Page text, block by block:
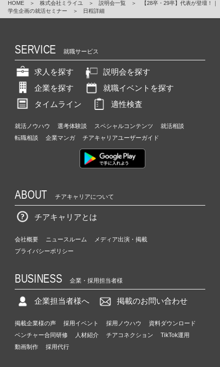
HOME ＞ 株式会社ミライユ ＞ 説明会一覧 ＞
【28卒・29卒】代表が登壇！｜
学生企画の就活セミナー
＞ 日程詳細
SERVICE 就職サービス
求人を探す
説明会を探す
企業を探す
就職イベントを探す
タイムライン
適性検査
就活ノウハウ 選考体験談 スペシャルコンテンツ
就活相談
転職相談
企業マンガ チアキャリアユーザーガイド
ABOUT チアキャリアについて
チアキャリアとは
会社概要 ニュースルーム
メディア出演・掲載
プライバシーポリシー
BUSINESS 企業・採用担当者様
企業担当者様へ 掲載のお問い合わせ
掲載企業様の声 採用イベント 採用ノウハウ
資料ダウンロード
ベンチャー合同研修
人材紹介 チアコネクション
TikTok運用
動画制作
採用代行